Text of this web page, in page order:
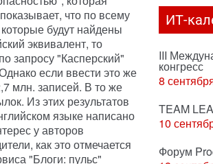
что по всему
будут найдены
эквивалент, то
запросу "Касперский"
если ввести это же
млн. записей. В то же
Из этих результатов
языке написано
у авторов
как это отмечается
"Блоги: пульс"
ИТ-
III
конгресс
8
TEAM
10
Форум